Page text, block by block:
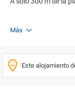
aire acondicionado
un producto' (Un
influencias
Más
Este alojamiento